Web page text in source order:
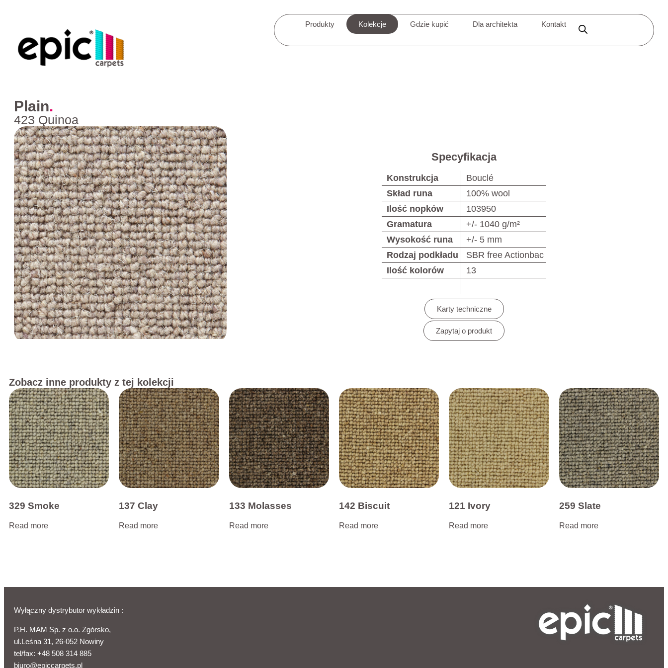
Produkty Kolekcje Gdzie kupić Dla architekta Kontakt
Plain.
423 Quinoa
Specyfikacja
Konstrukcja
Bouclé
Skład runa
100% wool
Ilość nopków
103950
Gramatura
+/- 1040 g/m²
Wysokość runa
+/- 5 mm
Rodzaj podkładu
SBR free Actionbac
Ilość kolorów
13
Karty techniczne
Zapytaj o produkt
Zobacz inne produkty z tej kolekcji
329 Smoke
Read more
137 Clay
Read more
133 Molasses
Read more
142 Biscuit
Read more
121 Ivory
Read more
259 Slate
Read more
Wyłączny dystrybutor wykładzin :
P.H. MAM Sp. z o.o. Zgórsko,
ul.Leśna 31, 26-052 Nowiny
tel/fax: +48 508 314 885
biuro@epiccarpets.pl